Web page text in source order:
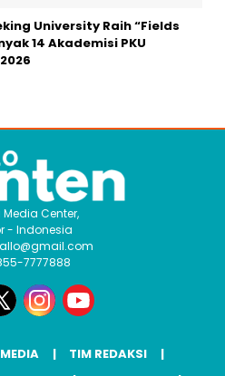
University Raih “Fields
14 Akademisi PKU
Center,
- Indonesia
7777888
TIM REDAKSI